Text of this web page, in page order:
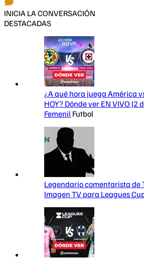
INICIA LA CONVERSACIÓN
DESTACADAS
¿A qué hora juega América
HOY? Dónde ver EN VIVO J2
Femenil Futbol
Legendario comentarista de
Imagen TV para Leagues